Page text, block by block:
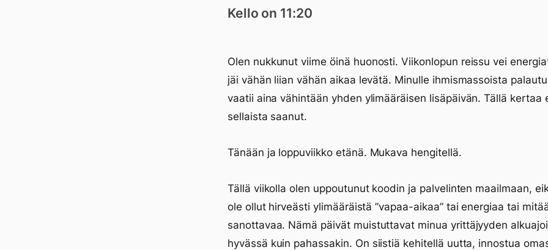
Kello on 11:20
Olen nukkunut viime öinä huonosti. Viikonlopun reissu vei
jäi vähän liian vähän aikaa levätä. Minulle ihmismassoista
vaatii aina vähintään yhden ylimääräisen lisäpäivän. Tällä kertaa
sellaista saanut.
Tänään ja loppuviikko etänä. Mukava hengitellä.
Tällä viikolla olen uppoutunut koodin ja palvelinten maailmaan,
ole ollut hirveästi ylimääräistä ”vapaa-aikaa” tai energiaa tai
sanottavaa. Nämä päivät muistuttavat minua yrittäjyyden
hyvässä kuin pahassakin. On siistiä kehitellä uutta, innostua